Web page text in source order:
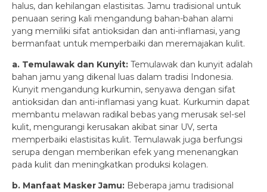
halus, dan kehilangan elastisitas. Jamu tradisional untuk
penuaan sering kali mengandung bahan-bahan alami
yang memiliki sifat antioksidan dan anti-inflamasi, yang
bermanfaat untuk memperbaiki dan meremajakan kulit.
a. Temulawak dan Kunyit: Temulawak dan kunyit adalah
bahan jamu yang dikenal luas dalam tradisi Indonesia.
Kunyit mengandung kurkumin, senyawa dengan sifat
antioksidan dan anti-inflamasi yang kuat. Kurkumin dapat
membantu melawan radikal bebas yang merusak sel-sel
kulit, mengurangi kerusakan akibat sinar UV, serta
memperbaiki elastisitas kulit. Temulawak juga berfungsi
serupa dengan memberikan efek yang menenangkan
pada kulit dan meningkatkan produksi kolagen.
b. Manfaat Masker Jamu: Beberapa jamu tradisional